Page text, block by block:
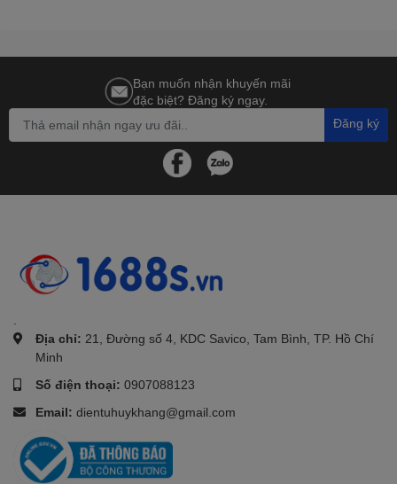
Bạn muốn nhận khuyến mãi
đặc biệt? Đăng ký ngay.
Đăng ký
Địa chỉ: 21, Đường số 4, KDC Savico, Tam Bình, TP. Hồ Chí
Minh
Số điện thoại: 0907088123
Email: dientuhuykhang@gmail.com